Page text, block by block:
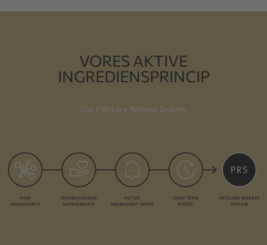
VORES AKTIVE
INGREDIENSPRINCIP
Das Peticare Release System